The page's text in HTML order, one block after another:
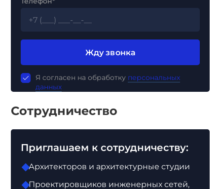
Жду звонка
Я согласен на обработку персональных
данных
Сотрудничество
Приглашаем к сотрудничеству:
Архитекторов и архитектурные студии
Проектировщиков инженерных сетей,